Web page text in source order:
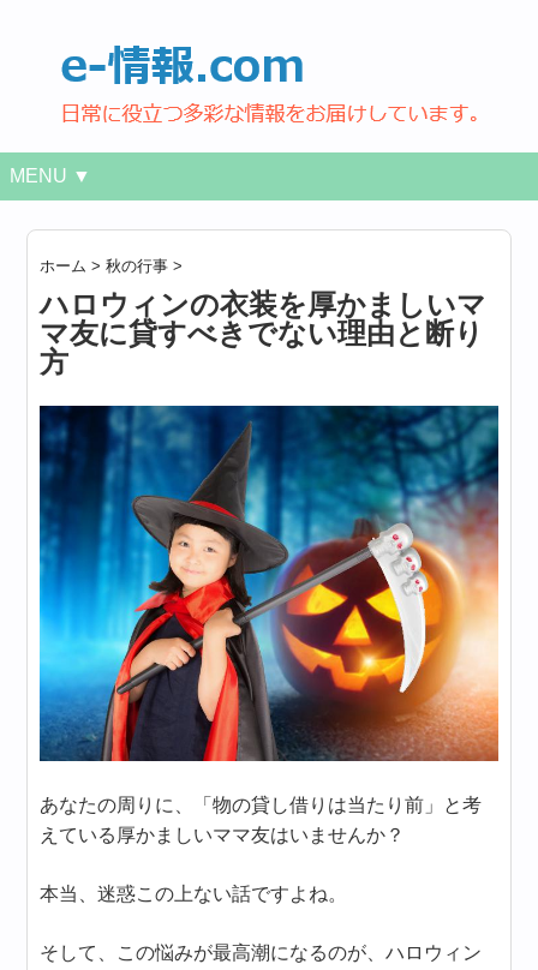
MENU ▼
ホーム >秋の行事 >
ハロウィンの衣装を厚かましいマ
マ友に貸すべきでない理由と断り
方
あなたの周りに、「物の貸し借りは当たり前」と考
えている厚かましいママ友はいませんか？
本当、迷惑この上ない話ですよね。
そして、この悩みが最高潮になるのが、ハロウィン